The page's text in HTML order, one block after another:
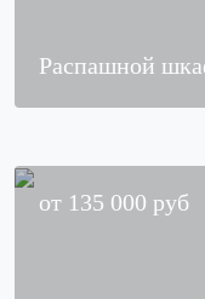
Распашной
от 135 000 руб